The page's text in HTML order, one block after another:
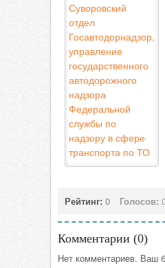
Суворовский
отдел
Госавтодорнадзор,
управление
государственного
автодорожного
надзора
Федеральной
службы по
надзору в сфере
транспорта по ТО
Рейтинг: 0 Голосов:
Комментарии (0)
Нет комментариев. Ваш